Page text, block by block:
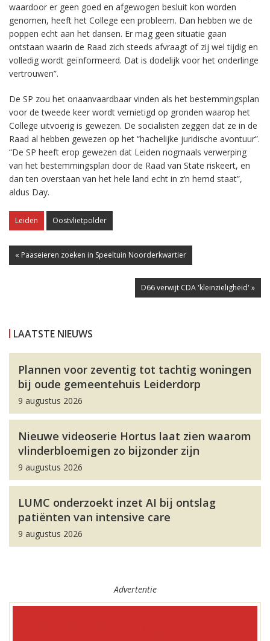
waardoor er geen goed en afgewogen besluit kon worden
genomen, heeft het College een probleem. Dan hebben we de
poppen echt aan het dansen. Er mag geen situatie gaan
ontstaan waarin de Raad zich steeds afvraagt of zij wel tijdig en
volledig wordt geïnformeerd. Dat is dodelijk voor het onderlinge
vertrouwen”.
De SP zou het onaanvaardbaar vinden als het bestemmingsplan
voor de tweede keer wordt vernietigd op gronden waarop het
College uitvoerig is gewezen. De socialisten zeggen dat ze in de
Raad al hebben gewezen op het “hachelijke juridische avontuur”.
“De SP heeft erop gewezen dat Leiden nogmaals verwerping
van het bestemmingsplan door de Raad van State riskeert, en
dan ten overstaan van het hele land echt in z’n hemd staat”,
aldus Day.
Leiden Oostvlietpolder
« Paaseieren zoeken in Speeltuin Noorderkwartier
D66 verwijt CDA 'kleinzieligheid' »
LAATSTE NIEUWS
Plannen voor zeventig tot tachtig woningen
bij oude gemeentehuis Leiderdorp
9 augustus 2026
Nieuwe videoserie Hortus laat zien waarom
vlinderbloemigen zo bijzonder zijn
9 augustus 2026
LUMC onderzoekt inzet AI bij ontslag
patiënten van intensive care
9 augustus 2026
Advertentie